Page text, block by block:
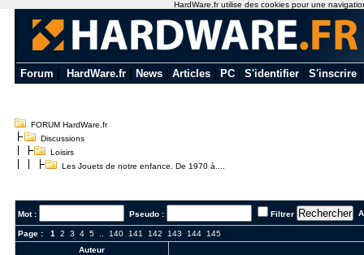
Forum HardWare.fr News Articles PC S'identifier S'inscrire
FORUM HardWare.fr
Discussions
Loisirs
Les Jouets de notre enfance. De 1970 à....
Mot : Pseudo : Filtrer
Page : 1 2 3 4 5.. 140 141 142 143 144
145
Auteur
HardWare.fr utilise des cookies pour une